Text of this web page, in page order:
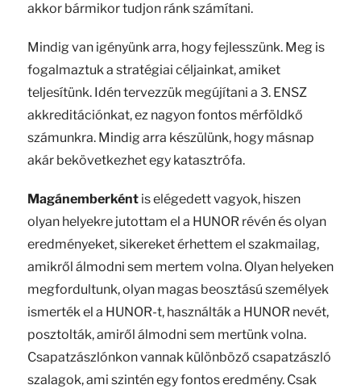
akkor bármikor tudjon ránk számítani.
Mindig van igényünk arra, hogy fejlesszünk. Meg is
fogalmaztuk a stratégiai céljainkat, amiket
teljesítünk. Idén tervezzük megújítani a 3. ENSZ
akkreditációnkat, ez nagyon fontos mérföldkő
számunkra. Mindig arra készülünk, hogy másnap
akár bekövetkezhet egy katasztrófa.
Magánemberkéntis elégedett vagyok, hiszen
olyan helyekre jutottam el a HUNOR révén és olyan
eredményeket, sikereket érhettem el szakmailag,
amikről álmodni sem mertem volna. Olyan helyeken
megfordultunk, olyan magas beosztású személyek
ismerték el a HUNOR-t, használták a HUNOR nevét,
posztolták, amiről álmodni sem mertünk volna.
Csapatzászlónkon vannak különböző csapatzászló
szalagok, ami szintén egy fontos eredmény. Csak